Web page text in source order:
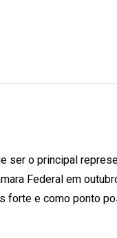
ser o principal
Federal em
forte e como ponto